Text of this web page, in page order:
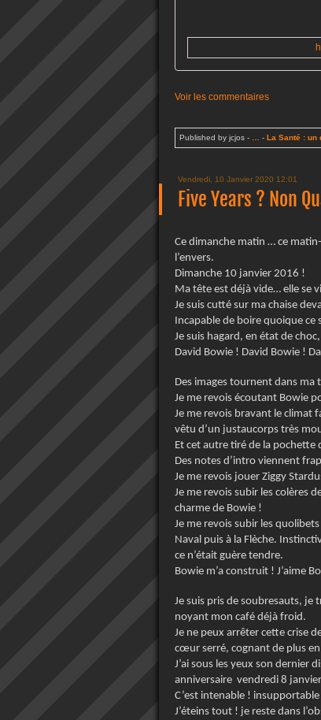
Voir les commentaires
Published by jcjos - - La Santé : un
Vendredi, 10 Janvier 2020 12:01
Five Years ? Non
Ce dimanche matin … ce
l’envers.
Dimanche 10 janvier 2016 !
Ma tête est déjà vide… elle se
Je suis cutté sur ma chaise
Incapable de boire quoique ce
Je suis hagard, en état de
David Bowie ! David Bowie !
Des images tournent dans ma
Je me revois écoutant Bowie
Je me revois bravant le climat
vêtu d’un justaucorps très
Et cet autre tiré de la pochette
Des notes d’intro viennent
Je me revois jouer Ziggy
Je me revois subir les colères
charme de Bowie !
Je me revois subir les
Naval puis à la Flèche.
ce n’était guère tendre.
Bowie m’a construit ! J’aime
Je suis pris de soubresauts, je
noyant mon café déjà froid.
Je ne peux arrêter cette crise
cœur serré, cognant de plus
J’ai sous les yeux son dernier
anniversaire vendredi 8
C’est intenable ! insupportable
J’éteins tout ! je reste dans